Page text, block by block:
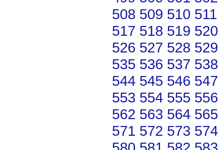
508 509 510 511
517 518 519 520
526 527 528 529
535 536 537 538
544 545 546 547
553 554 555 556
562 563 564 565
571 572 573 574